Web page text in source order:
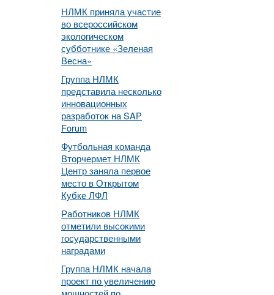
НЛМК приняла участие
во всероссийском
экологическом
субботнике «Зеленая
Весна»
Группа НЛМК
представила несколько
инновационных
разработок на SAP
Forum
Футбольная команда
Вторчермет НЛМК
Центр заняла первое
место в Открытом
Кубке ЛФЛ
Работников НЛМК
отметили высокими
государственными
наградами
Группа НЛМК начала
проект по увеличению